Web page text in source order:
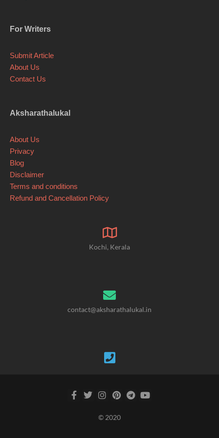
For Writers
Submit Article
About Us
Contact Us
Aksharathalukal
About Us
Privacy
Blog
Disclaimer
Terms and conditions
Refund and Cancellation Policy
Kochi, Kerala
contact@aksharathalukal.in
© 2020